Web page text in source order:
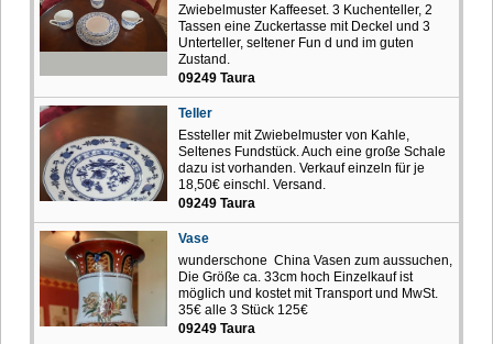
Zwiebelmuster Kaffeeset. 3 Kuchenteller, 2
Tassen eine Zuckertasse mit Deckel und 3
Unterteller, seltener Fun d und im guten
Zustand.
09249 Taura
Teller
Essteller mit Zwiebelmuster von Kahle,
Seltenes Fundstück. Auch eine große Schale
dazu ist vorhanden. Verkauf einzeln für je
18,50€ einschl. Versand.
09249 Taura
Vase
wunderschone China Vasen zum aussuchen,
Die Größe ca. 33cm hoch Einzelkauf ist
möglich und kostet mit Transport und MwSt.
35€ alle 3 Stück 125€
09249 Taura